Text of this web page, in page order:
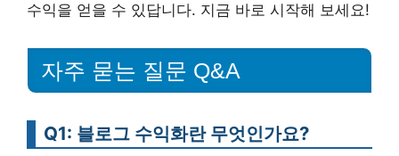
수익을 얻을 수 있답니다. 지금 바로 시작해 보세요!
자주 묻는 질문 Q&A
Q1: 블로그 수익화란 무엇인가요?